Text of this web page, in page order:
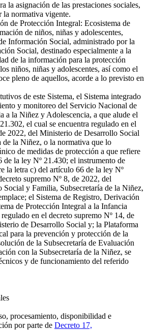
la asignación de las prestaciones sociales,
la normativa vigente.
de Protección Integral: Ecosistema de
de niños, niñas y adolescentes,
Información Social, administrado por la
Social, destinado especialmente a la
de la información para la protección
niños, niñas y adolescentes, así como el
pleno de aquellos, acorde a lo previsto en
de este Sistema, el Sistema integrado
y monitoreo del Servicio Nacional de
a la Niñez y Adolescencia, a que alude el
el cual se encuentra regulado en el
2022, del Ministerio de Desarrollo Social
de la Niñez, o la normativa que lo
de medidas de protección a que refiere
de la ley Nº 21.430; el instrumento de
la letra c) del artículo 66 de la ley Nº
supremo Nº 8, de 2022, del
y Familia, Subsecretaría de la Niñez,
el Sistema de Registro, Derivación
de Protección Integral a la Infancia
en el decreto supremo Nº 14, de
de Desarrollo Social y; la Plataforma
para la prevención y protección de la
de la Subsecretaría de Evaluación
con la Subsecretaría de la Niñez, se
y de funcionamiento del referido
procesamiento, disponibilidad e
por parte de Decreto 17,